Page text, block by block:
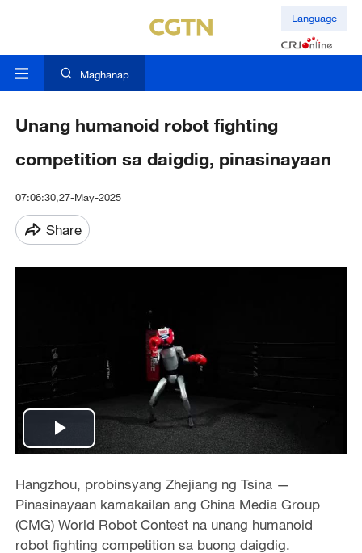
Language
Maghanap
Unang humanoid robot fighting
competition sa daigdig, pinasinayaan
07:06:30,27-May-2025
Share
Play
Video
Hangzhou, probinsyang Zhejiang ng Tsina —
Pinasinayaan kamakailan ang China Media Group
(CMG) World Robot Contest na unang humanoid
robot fighting competition sa buong daigdig.